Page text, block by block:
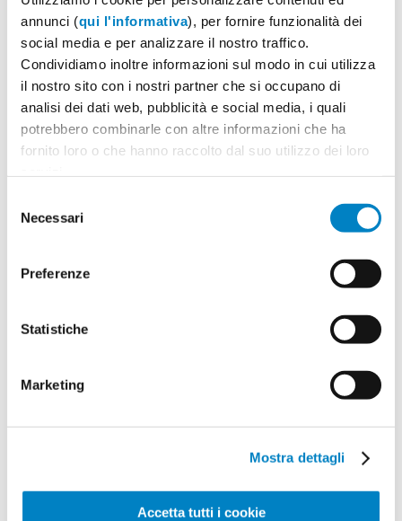
annunci (qui l'informativa), per fornire funzionalità dei
social media e per analizzare il nostro traffico.
Condividiamo inoltre informazioni sul modo in cui utilizza
il nostro sito con i nostri partner che si occupano di
analisi dei dati web, pubblicità e social media, i quali
potrebbero combinarle con altre informazioni che ha
fornito loro o che hanno raccolto dal suo utilizzo dei loro
delNecessari
Preferenze
Statistiche
Marketing
Mostra dettagli
Accetta tutti i cookie
Quantità
Minimo: 100
Vuoi caricare il tuo logo o grafica adesso? Potrai
comunque farlo successivamente.
100